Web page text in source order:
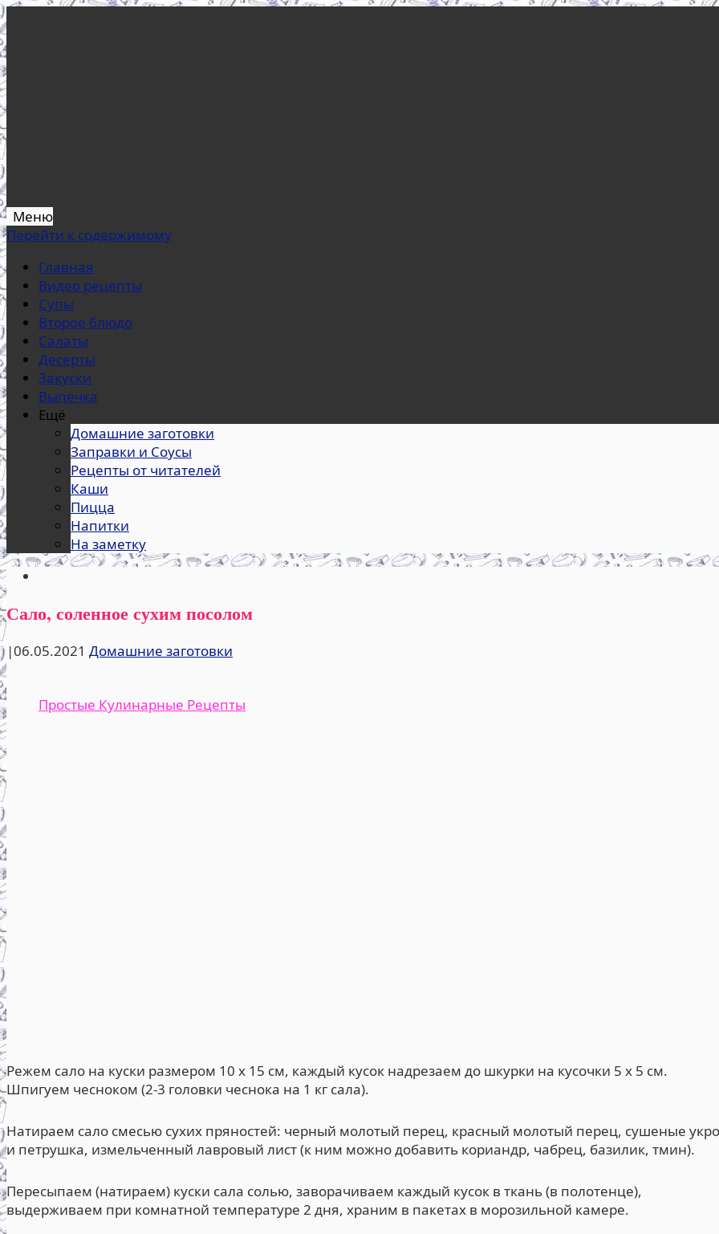
Простые Кулинарные Рецепты
Меню
Перейти к содержимому
Главная
Видео рецепты
Супы
Второе блюдо
Салаты
Десерты
Закуски
Выпечка
Ещё
Домашние заготовки
Заправки и Соусы
Рецепты от читателей
Каши
Пицца
Напитки
На заметку
Сало, соленное сухим посолом
|06.05.2021 Домашние заготовки
Режем сало на куски размером 10 x 15 см, каждый кусок надрезаем до шкурки на кусочки 5 x 5 см.
Шпигуем чесноком (2-3 головки чеснока на 1 кг сала).
Натираем сало смесью сухих пряностей: черный молотый перец, красный молотый перец, сушеные
и петрушка, измельченный лавровый лист (к ним можно добавить кориандр, чабрец, базилик, тмин).
Пересыпаем (натираем) куски сала солью, заворачиваем каждый кусок в ткань (в полотенце),
выдерживаем при комнатной температуре 2 дня, храним в пакетах в морозильной камере.